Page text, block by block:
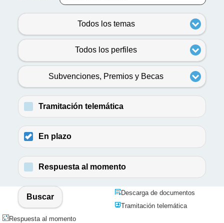
Todos los temas
Todos los perfiles
Subvenciones, Premios y Becas
Tramitación telemática
En plazo
Respuesta al momento
Buscar
Descarga de documentos
Tramitación telemática
Respuesta al momento